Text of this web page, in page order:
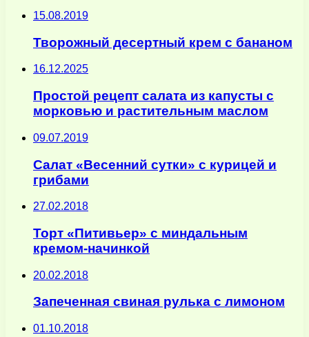
15.08.2019
Творожный десертный крем с бананом
16.12.2025
Простой рецепт салата из капусты с
морковью и растительным маслом
09.07.2019
Салат «Весенний сутки» с курицей и
грибами
27.02.2018
Торт «Питивьер» с миндальным
кремом-начинкой
20.02.2018
Запеченная свиная рулька с лимоном
01.10.2018